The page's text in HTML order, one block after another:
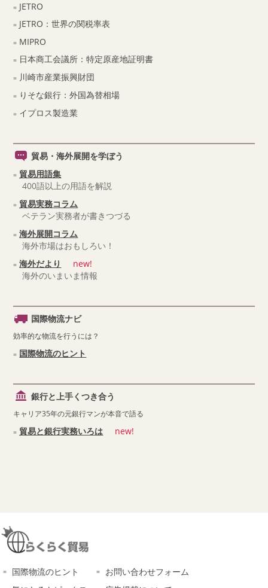
JETRO
JETRO：世界の関税率表
MIPRO
日本商工会議所：特定原産地証明書
川崎市産業振興財団
りそな銀行：外国為替相場
イプロス製造業
貿易・海外展開を学ぼう
貿易用語集
400語以上の用語を解説
貿易実務コラム
ベテラン実務者が書きつづる
海外展開コラム
海外市場はおもしろい！
海外だより
new!
海外のいまいま情報
国際物流ナビ
効率的な物流を行うには？
国際物流のヒント
銀行と上手くつき合う
キャリア35年の元銀行マンが本音で語る
貿易と銀行実務いろは new!
国際物流のヒント
お問い合わせフォーム